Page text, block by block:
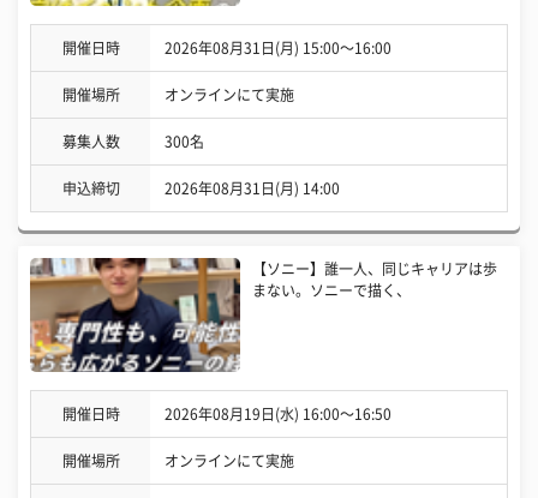
開催日時 2026年08月31日(月) 15:00〜16:00
開催場所 オンラインにて実施
募集人数 300名
申込締切 2026年08月31日(月) 14:00
【ソニー】誰一人、同じキャリアは歩
まない。ソニーで描く、
開催日時 2026年08月19日(水) 16:00〜16:50
開催場所 オンラインにて実施